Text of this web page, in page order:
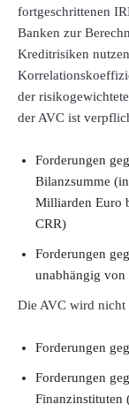
fortgeschrittenen
Banken zur
Kreditrisiken
der
der AVC ist
Forderungen
Bilanzsumme
Milliarden Euro
CRR)
Forderungen
unabhängig von
Die AVC wird nicht
Forderungen
Forderungen
Finanzinstituten